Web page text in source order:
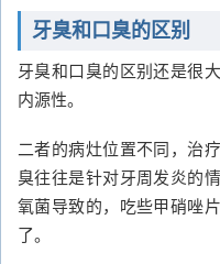
牙臭和口臭的区别
牙臭和口臭的区别还是很
内源性。
二者的病灶位置不同，治
臭往往是针对牙周发炎的
氧菌导致的，吃些甲硝唑
了。